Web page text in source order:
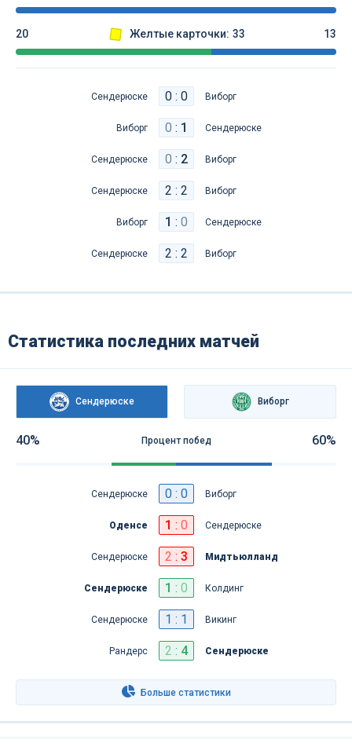
20 Желтые карточки: 33 13
Сендерюске 0 : 0 Виборг
Виборг 0 : 1 Сендерюске
Сендерюске 0 : 2 Виборг
Сендерюске 2 : 2 Виборг
Виборг 1 : 0 Сендерюске
Сендерюске 2 : 2 Виборг
Статистика последних матчей
Сендерюске Виборг
40% Процент побед 60%
Сендерюске 0 : 0 Виборг
Оденсе 1 : 0 Сендерюске
Сендерюске 2 : 3 Мидтьюлланд
Сендерюске 1 : 0 Колдинг
Сендерюске 1 : 1 Викинг
Рандерс 2 : 4 Сендерюске
Больше статистики